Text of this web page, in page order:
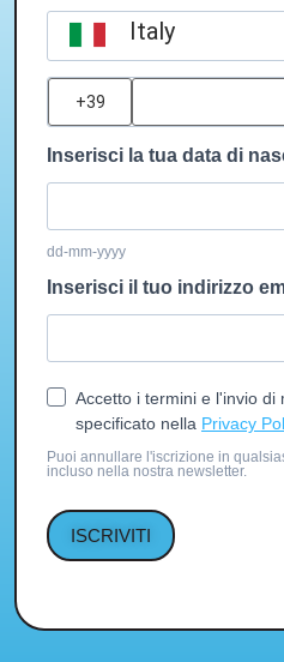
Italy
Inserisci la tua data di
dd-mm-yyyy
Inserisci il tuo indirizzo
Accetto i termini e l'invio di
specificato nella Privacy
Puoi annullare l'iscrizione in
incluso nella nostra newsletter.
ISCRIVITI